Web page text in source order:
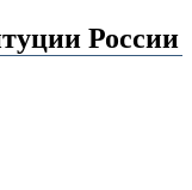
России